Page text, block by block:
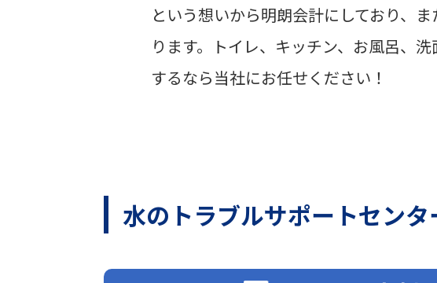
という想いから明朗会計にしており、
ります。トイレ、キッチン、お風呂、
するなら当社にお任せください！
水のトラブルサポートセン